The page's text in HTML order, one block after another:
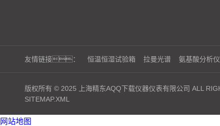
友情链接： 恒温恒湿试验箱 拉曼光谱 氨基酸分析仪
版权所有 © 2025 上海精东AQQ下载仪器仪表有限公司 ALL
SITEMAP.XML
网站地图